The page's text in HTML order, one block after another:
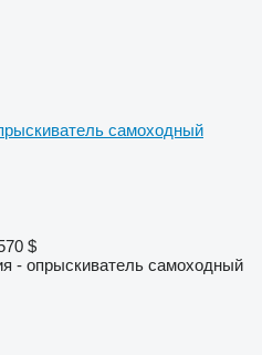
самоходный
$
- опрыскиватель самоходный